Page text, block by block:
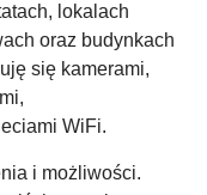
lokalach
oraz budynkach
się kamerami,
WiFi.
i możliwości.